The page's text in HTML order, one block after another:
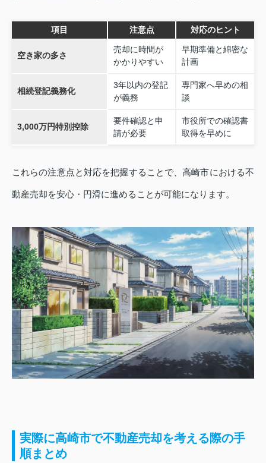
項目 注意点 対応のヒント
空き家の多さ
売却に時間が
かかりやすい
早期準備と綿密な
計画
相続登記義務化
3年以内の登記
が義務
専門家へ早めの相
談
3,000万円特別控除
要件確認と申
請が必要
市役所での確認書
取得を早めに
これらの注意点と対応を把握することで、高崎市における不
動産売却を安心・円滑に進めることが可能になります。
実際に高崎市で不動産売却を考える際の手
順まとめ